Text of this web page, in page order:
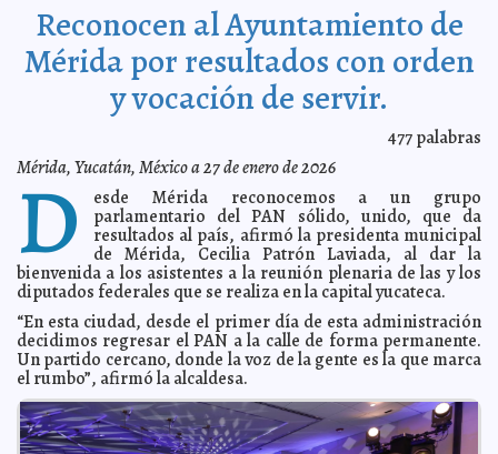
Center entra en su recta final. A7
2026-01-31 14:00:09 Capacitan en neurodiversidad a docentes de
preparatorias particulares. A7
Gobernador Joaquín Díaz Mena inaugura el
Campeonato 107 de la Liga Infantil y Juvenil de Béisbol Yucatán.
Vamos por una Mérida más ordenada y responsable
2026-01-30 22:21:31 Crece en Mérida la atención y apoyo a mujeres en
situación de calle y con padecimientos mentales.
2026-01-30 22:17:17 Personal del Poder Judicial actualiza sus
conocimientos en materia de juicio de amparo. A7
2026-01-30 22:11:36 Gobierno del Estado impulsa en Muna la mecanización
de tierras. A7
2026-01-30 22:08:09 Segey inaugura Laboratorio de Ciberseguridad en el
CBTis No. 95. A7
2026-01-30 22:03:44 Gobierno de Yucatán fortalece su estrategia de
seguridad. A7
2026-01-30 22:00:15 Este fin de semana largo son los últimos días para
participar en la dinámica “Ven al centro y gana” A7
2026-01-30 21:56:15 DIF Yucatán fortalece el tejido comunitario en San
Felipe con apoyos deportivos y de movilidad. A7
Reconocen al Ayuntamiento de
Mérida por resultados con orden
y vocación de servir.
477palabras
Mérida, Yucatán, México a 27 de enero de 2026
D esde Mérida reconocemos a un grupo
parlamentario del PAN sólido, unido, que da
resultados al país, afirmó la presidenta municipal
de Mérida, Cecilia Patrón Laviada, al dar la
bienvenida a los asistentes a la reunión plenaria de las y los
diputados federales que se realiza en la capital yucateca.
“En esta ciudad, desde el primer día de esta administración
decidimos regresar el PAN a la calle de forma permanente.
Un partido cercano, donde la voz de la gente es la que marca
el rumbo”, afirmó la alcaldesa.